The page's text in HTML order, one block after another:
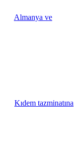
Almanya ve
Kıdem tazminatına